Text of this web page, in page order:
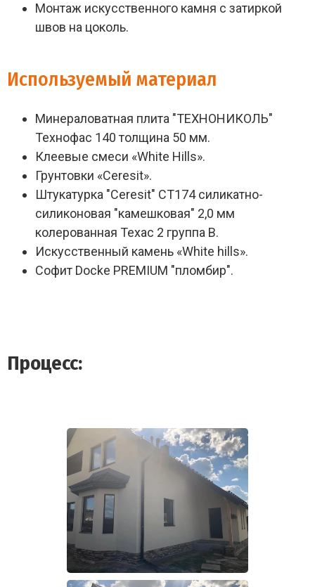
Монтаж искусственного камня с затиркой
швов на цоколь.
Используемый материал
Минераловатная плита "ТЕХНОНИКОЛЬ"
Технофас 140 толщина 50 мм.
Клеевые смеси «White Hills».
Грунтовки «Ceresit».
Штукатурка "Ceresit" СТ174 силикатно-
силиконовая "камешковая" 2,0 мм
колерованная Техас 2 группа В.
Искусственный камень «White hills».
Софит Docke PREMIUM "пломбир".
Процесс: